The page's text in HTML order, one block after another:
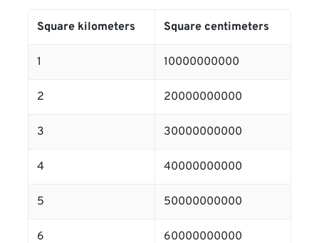
Square kilometers Square centimeters
1 10000000000
2 20000000000
3 30000000000
4 40000000000
5 50000000000
6 60000000000